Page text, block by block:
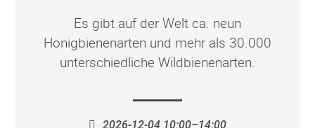
Es gibt auf der Welt ca. neun
Honigbienenarten und mehr als 30.000
unterschiedliche Wildbienenarten.
2026-12-04 10:00–14:00